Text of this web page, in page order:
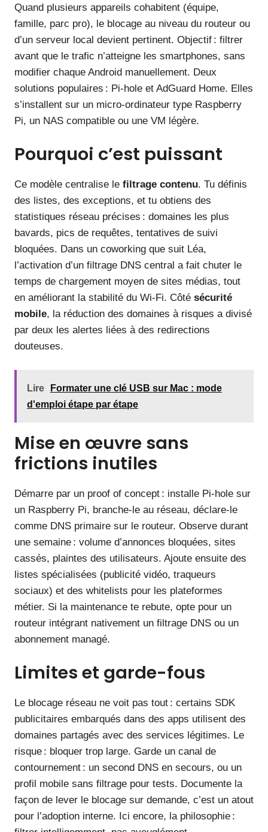
Quand plusieurs appareils cohabitent (équipe,
famille, parc pro), le blocage au niveau du routeur ou
d’un serveur local devient pertinent. Objectif : filtrer
avant que le trafic n’atteigne les smartphones, sans
modifier chaque Android manuellement. Deux
solutions populaires : Pi-hole et AdGuard Home. Elles
s’installent sur un micro-ordinateur type Raspberry
Pi, un NAS compatible ou une VM légère.
Pourquoi c’est puissant
Ce modèle centralise le filtrage contenu. Tu définis
des listes, des exceptions, et tu obtiens des
statistiques réseau précises : domaines les plus
bavards, pics de requêtes, tentatives de suivi
bloquées. Dans un coworking que suit Léa,
l’activation d’un filtrage DNS central a fait chuter le
temps de chargement moyen de sites médias, tout
en améliorant la stabilité du Wi‑Fi. Côté sécurité
mobile, la réduction des domaines à risques a divisé
par deux les alertes liées à des redirections
douteuses.
Lire
Formater une clé USB sur Mac : mode
d'emploi étape par étape
Mise en œuvre sans
frictions inutiles
Démarre par un proof of concept : installe Pi-hole sur
un Raspberry Pi, branche-le au réseau, déclare-le
comme DNS primaire sur le routeur. Observe durant
une semaine : volume d’annonces bloquées, sites
cassés, plaintes des utilisateurs. Ajoute ensuite des
listes spécialisées (publicité vidéo, traqueurs
sociaux) et des whitelists pour les plateformes
métier. Si la maintenance te rebute, opte pour un
routeur intégrant nativement un filtrage DNS ou un
abonnement managé.
Limites et garde-fous
Le blocage réseau ne voit pas tout : certains SDK
publicitaires embarqués dans des apps utilisent des
domaines partagés avec des services légitimes. Le
risque : bloquer trop large. Garde un canal de
contournement : un second DNS en secours, ou un
profil mobile sans filtrage pour tests. Documente la
façon de lever le blocage sur demande, c’est un atout
pour l’adoption interne. Ici encore, la philosophie :